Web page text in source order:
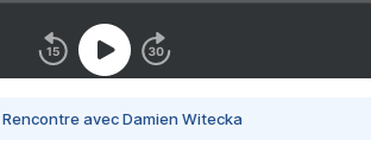
avec Damien Witecka